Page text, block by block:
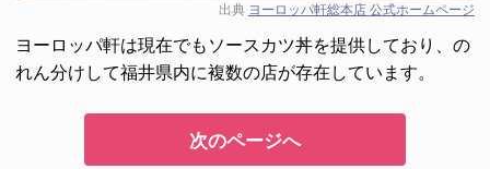
出典 ヨーロッパ軒総本店 公式ホームページ
ヨーロッパ軒は現在でもソースカツ丼を提供しており、の
れん分けして福井県内に複数の店が存在しています。
次のページへ